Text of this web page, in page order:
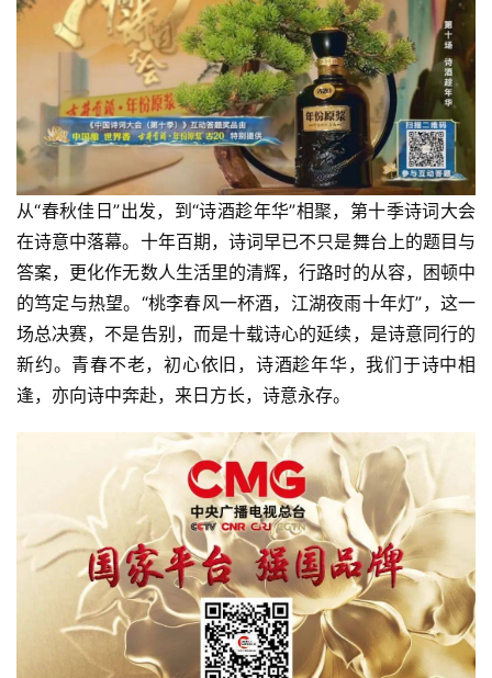
从“春秋佳日”出发，到“诗酒趁年华”相聚，第十季诗词大会
在诗意中落幕。十年百期，诗词早已不只是舞台上的题目与
答案，更化作无数人生活里的清辉，行路时的从容，困顿中
的笃定与热望。“桃李春风一杯酒，江湖夜雨十年灯”，这一
场总决赛，不是告别，而是十载诗心的延续，是诗意同行的
新约。青春不老，初心依旧，诗酒趁年华，我们于诗中相
逢，亦向诗中奔赴，来日方长，诗意永存。